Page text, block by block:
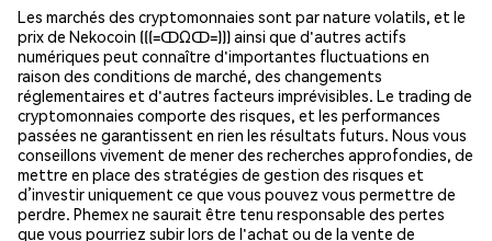
Les marchés des cryptomonnaies sont par nature volatils, et le
prix de Nekocoin (((=ↀΩↀ=))) ainsi que d'autres actifs
numériques peut connaître d'importantes fluctuations en
raison des conditions de marché, des changements
réglementaires et d'autres facteurs imprévisibles. Le trading de
cryptomonnaies comporte des risques, et les performances
passées ne garantissent en rien les résultats futurs. Nous vous
conseillons vivement de mener des recherches approfondies, de
mettre en place des stratégies de gestion des risques et
d’investir uniquement ce que vous pouvez vous permettre de
perdre. Phemex ne saurait être tenu responsable des pertes
que vous pourriez subir lors de l'achat ou de la vente de